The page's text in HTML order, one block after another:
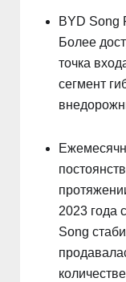
BYD Song
Более
точка
сегмент
2023 года
Song